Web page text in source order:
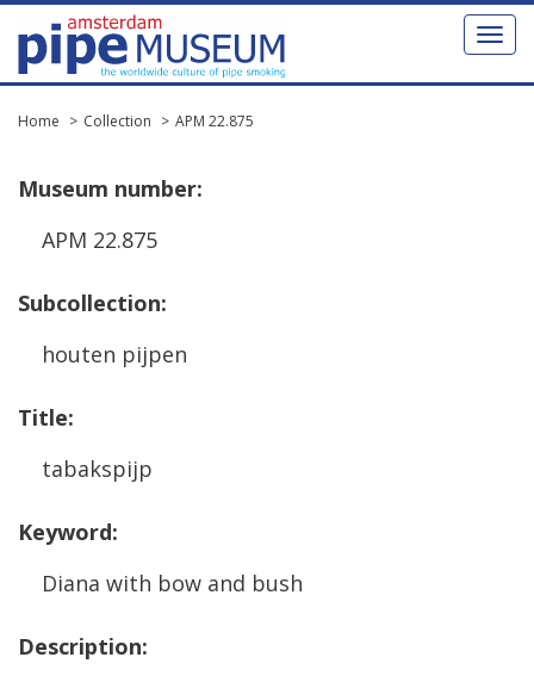
Toggle
Home Collection APM 22.875
Museum number:
APM 22.875
Subcollection:
houten pijpen
Title:
tabakspijp
Keyword:
Diana with bow and bush
Description: